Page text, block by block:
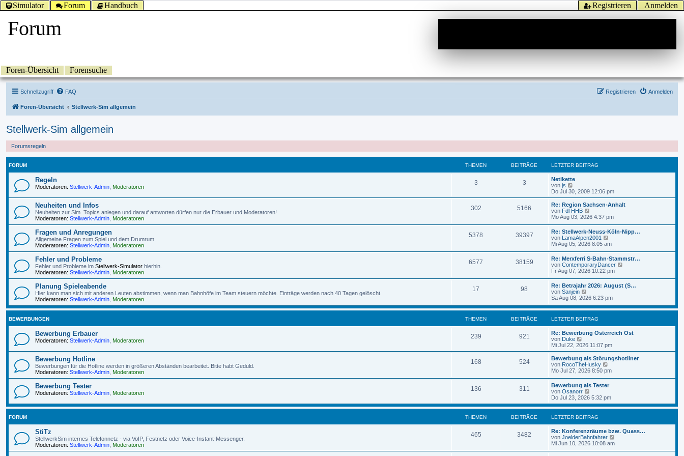
Anmelden
Registrieren
Simulator Forum Handbuch
Forum
Foren-Übersicht Forensuche
Schnellzugriff FAQ Anmelden
Registrieren
Foren-Übersicht Stellwerk-Sim allgemein
Stellwerk-Sim allgemein
Forumsregeln
FORUM THEMEN BEITRÄGE LETZTER BEITRAG
Regeln
Moderatoren: Stellwerk-Admin Moderatoren
3 3
Netikette
von js
e
u
e
s
t
B
e
i
t
r
a
g
Do Jul 30, 2009 12:06 pm
Neuheiten und Infos
Neuheiten zur Sim. Topics anlegen und darauf antworten dürfen nur die Erbauer und Moderatoren!
Moderatoren: Stellwerk-Admin Moderatoren
302 5166
Re: Region Sachsen-Anhalt
von Fdl HHB
e
e
s
t
e
r
B
e
i
t
r
a
g
Mo Aug 03, 2026 4:37 pm
Fragen und Anregungen
Allgemeine Fragen zum Spiel und dem Drumrum.
Moderatoren: Stellwerk-Admin Moderatoren
5378 39397
Re: Stellwerk-Neuss-Köln-Nipp…
von LamaAlpen2001
e
e
s
t
e
r
B
i
t
r
Mi Aug 05, 2026 8:05 am
Fehler und Probleme
Fehler und Probleme im Stellwerk-Simulator hierhin.
Moderatoren: Stellwerk-Admin Moderatoren
6577 38159
Re: Merxferri S-Bahn-Stammstr…
von ContemporaryDancer
e
s
r
i
t
Fr Aug 07, 2026 10:22 pm
Planung Spieleabende
Hier kann man sich mit anderen Leuten abstimmen, wenn man Bahnhöfe im Team steuern möchte. Einträge werden nach 40 Tagen gelöscht.
Moderatoren: Stellwerk-Admin Moderatoren
17 98
Re: Betrajahr 2026: August (S…
von Sanjein
e
e
t
e
r
e
i
t
r
a
Sa Aug 08, 2026 6:23 pm
BEWERBUNGEN THEMEN BEITRÄGE LETZTER BEITRAG
Bewerbung Erbauer
Moderatoren: Stellwerk-Admin Moderatoren
239 921
Re: Bewerbung Österreich Ost
von Duke
e
u
e
s
t
B
e
i
t
a
g
Mi Jul 22, 2026 11:07 pm
Bewerbung Hotline
Bewerbungen für die Hotline werden in größeren Abständen bearbeitet. Bitte habt Geduld.
Moderatoren: Stellwerk-Admin Moderatoren
168 524
Bewerbung als Störungshotliner
von RocoTheHusky
e
s
e
r
i
t
r
a
Mo Jul 27, 2026 8:50 pm
Bewerbung Tester
Moderatoren: Stellwerk-Admin Moderatoren
136 311
Bewerbung als Tester
von Osanorr
e
u
e
s
r
B
e
i
Do Jul 23, 2026 5:32 pm
FORUM THEMEN BEITRÄGE LETZTER BEITRAG
StiTz
StellwerkSim internes Telefonnetz - via VoIP, Festnetz oder Voice-Instant-Messenger.
Moderatoren: Stellwerk-Admin Moderatoren
465 3482
Re: Konferenzräume bzw. Quass…
von JoelderBahnfahrer
Mi Jun 10, 2026 10:08 am